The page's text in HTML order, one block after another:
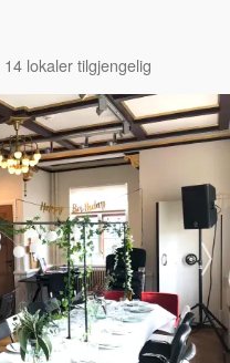
14 lokaler tilgjengelig